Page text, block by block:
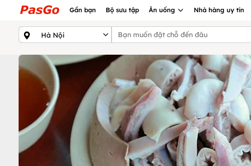
Gần bạn Bộ sưu tập Ăn uống Nhà hàng uy tín